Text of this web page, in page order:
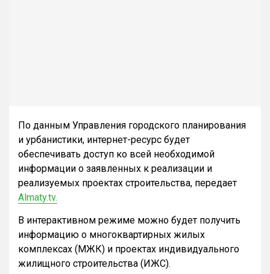
По данным Управления городского планирования
и урбанистики, интернет-ресурс будет
обеспечивать доступ ко всей необходимой
информации о заявленных к реализации и
реализуемых проектах строительства, передает
Almaty.tv.
В интерактивном режиме можно будет получить
информацию о многоквартирных жилых
комплексах (МЖК) и проектах индивидуального
жилищного строительства (ИЖС).